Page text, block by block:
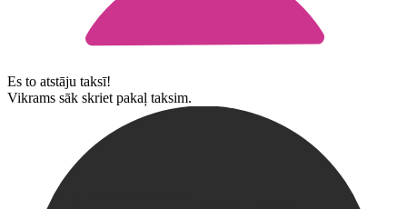
Es to atstāju taksī!
Vikrams sāk skriet pakaļ taksim.